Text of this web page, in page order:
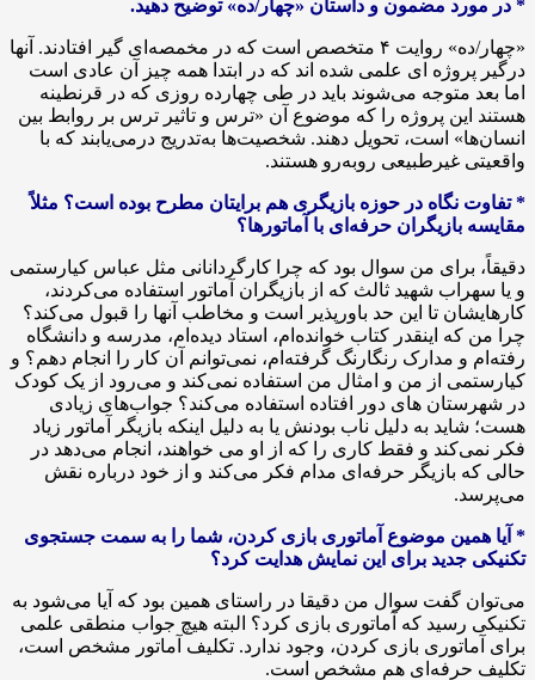
* در مورد مضمون و داستان «چهار/ده» توضیح دهید.
«چهار/ده» روایت ۴ متخصص است که در مخمصه‌ای گیر افتادند. آنها
درگیر پروژه ای علمی شده اند که در ابتدا همه چیز آن عادی است
اما بعد متوجه می‌شوند باید در طی چهارده روزی که در قرنطینه
هستند این پروژه را که موضوع آن «ترس و تاثیر ترس بر روابط بین
انسان‌ها» است، تحویل دهند. شخصیت‌ها به‌تدریج درمی‌یابند که با
واقعیتی غیرطبیعی روبه‌رو هستند.
* تفاوت نگاه در حوزه بازیگری هم برایتان مطرح بوده است؟ مثلاً
مقایسه بازیگران حرفه‌ای با آماتورها؟
دقیقاً، برای من سوال بود که چرا کارگردانانی مثل عباس کیارستمی
و یا سهراب شهید ثالث که از بازیگران آماتور استفاده می‌کردند،
کارهایشان تا این حد باورپذیر است و مخاطب آنها را قبول می‌کند؟
چرا من که اینقدر کتاب خوانده‌ام، استاد دیده‌ام، مدرسه و دانشگاه
رفته‌ام و مدارک رنگارنگ گرفته‌ام، نمی‌توانم آن کار را انجام دهم؟ و
کیارستمی از من و امثال من استفاده نمی‌کند و می‌رود از یک کودک
در شهرستان های دور افتاده استفاده می‌کند؟ جواب‌های زیادی
هست؛ شاید به دلیل ناب بودنش یا به دلیل اینکه بازیگر آماتور زیاد
فکر نمی‌کند و فقط کاری را که از او می خواهند، انجام می‌دهد در
حالی که بازیگر حرفه‌ای مدام فکر می‌کند و از خود درباره نقش
می‌پرسد.
* آیا همین موضوع آماتوری بازی کردن، شما را به سمت جستجوی
تکنیکی جدید برای این نمایش هدایت کرد؟
می‌توان گفت سوال من دقیقا در راستای همین بود که آیا می‌شود به
تکنیکی رسید که آماتوری بازی کرد؟ البته هیچ جواب منطقی علمی
برای آماتوری بازی کردن، وجود ندارد. تکلیف آماتور مشخص است،
تکلیف حرفه‌ای هم مشخص است.